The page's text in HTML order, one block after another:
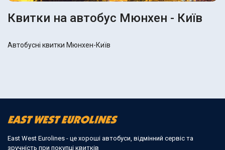
Квитки на автобус Мюнхен - Київ
Автобусні квитки Мюнхен-Київ
East West Eurolines - це хороші автобуси, відмінний сервіс та
зручність при покупці квитків